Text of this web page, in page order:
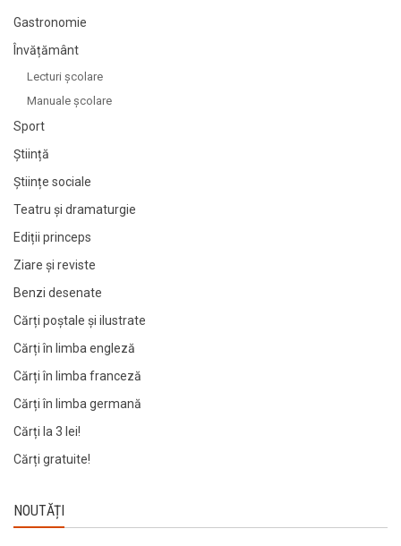
Gastronomie
Învățământ
Lecturi şcolare
Manuale şcolare
Sport
Știință
Științe sociale
Teatru și dramaturgie
Ediții princeps
Ziare şi reviste
Benzi desenate
Cărți poștale și ilustrate
Cărți în limba engleză
Cărți în limba franceză
Cărți în limba germană
Cărți la 3 lei!
Cărți gratuite!
NOUTĂȚI